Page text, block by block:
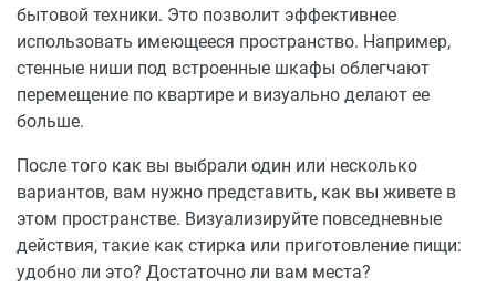
бытовой техники. Это позволит эффективнее
использовать имеющееся пространство. Например,
стенные ниши под встроенные шкафы облегчают
перемещение по квартире и визуально делают ее
больше.
После того как вы выбрали один или несколько
вариантов, вам нужно представить, как вы живете в
этом пространстве. Визуализируйте повседневные
действия, такие как стирка или приготовление пищи:
удобно ли это? Достаточно ли вам места?